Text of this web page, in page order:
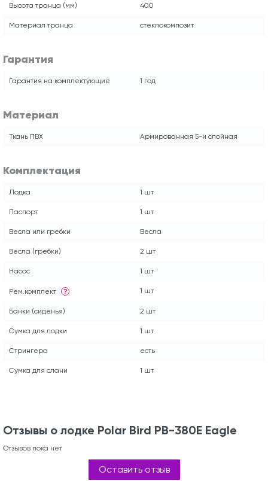
Высота транца (мм) 400
Материал транца стеклокомпозит
Гарантия
Гарантия на комплектующие 1 год
Материал
Ткань ПВХ Армированная 5-и слойная
Комплектация
Лодка 1 шт
Паспорт 1 шт
Весла или гребки Весла
Весла (гребки) 2 шт
Насос 1 шт
Рем.комплект ? 1 шт
Банки (сиденья) 2 шт
Сумка для лодки 1 шт
Стрингера есть
Сумка для слани 1 шт
Отзывы о лодке Polar Bird PB-380E Eagle
Отзывов пока нет
Оставить отзыв